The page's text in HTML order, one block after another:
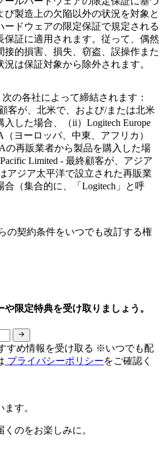
び製造上の欠陥以外の状況を対象と
ードウェアの限定保証で規定される
保証に適用されます。従って、偶然
接的損害、損失、窃盗、誤操作また
は保証対象から除外されます。
の各社によって締結されます：
客が、北米で、および/または北米
した場合、（ii）Logitech Europe
ヨーロッパ、中東、アフリカ）
の再販業者から製品を購入した場
Limited - 最終顧客が、アジア
アジア太平洋で設立された再販業
（集合的に、「Logitech」と呼
の契約条件をいつでも改訂する権
限定特典を受け取りましょう。
すめ情報を受け取る ※いつでも配
プライバシーポリシーをご確認く
す。
のをお楽しみに。